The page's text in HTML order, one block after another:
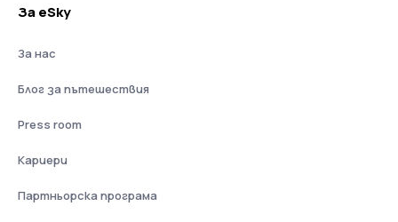
За eSky
За нас
Блог за пътешествия
Press room
Кариери
Партньорска програма